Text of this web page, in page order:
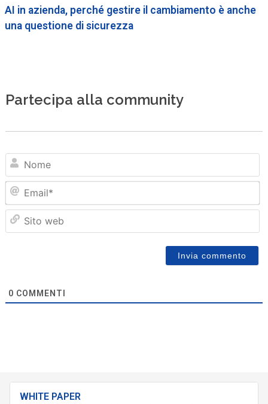
AI in azienda, perché gestire il cambiamento è anche
una questione di sicurezza
Partecipa alla community
0 COMMENTI
WHITE PAPER